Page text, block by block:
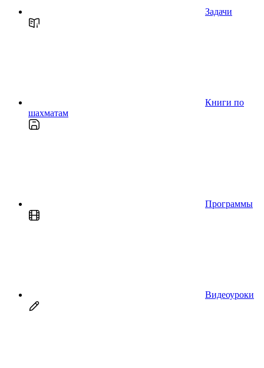
Задачи
Книги по
шахматам
Программы
Видеоуроки